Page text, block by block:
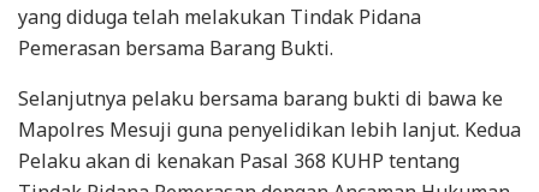
yang diduga telah melakukan Tindak Pidana
Pemerasan bersama Barang Bukti.
Selanjutnya pelaku bersama barang bukti di bawa ke
Mapolres Mesuji guna penyelidikan lebih lanjut. Kedua
Pelaku akan di kenakan Pasal 368 KUHP tentang